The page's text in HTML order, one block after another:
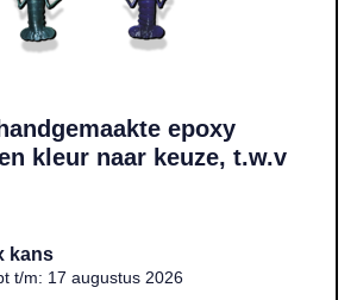
epoxy
kleur naar keuze, t.w.v
kans
t/m: 17 augustus 2026